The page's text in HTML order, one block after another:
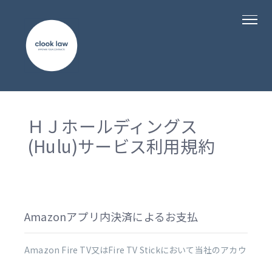
ＨＪホールディングス
(Hulu)サービス利用規約
Amazonアプリ内決済によるお支払
Amazon Fire TV又はFire TV Stickにおいて当社のアカウ